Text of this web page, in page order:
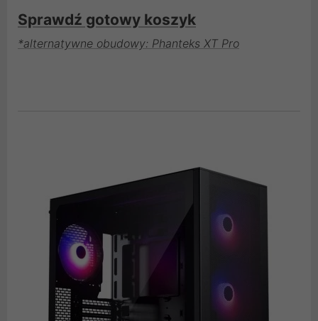
Sprawdź gotowy koszyk
*alternatywne obudowy: Phanteks XT Pro